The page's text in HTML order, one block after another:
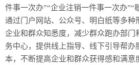
件事一次办”“企业注销一件事一次办”“
通过门户网站、公众号、明白纸等多种
企业和群众知悉度，减少群众跑办部门
务中心，提供线上指导、线下引导帮办
本，不断提高企业和群众获得感和满意